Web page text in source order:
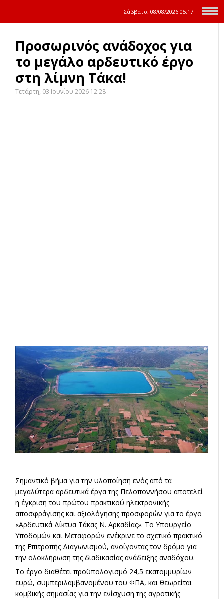
Σάββατο, 08/08/2026 05:17
Προσωρινός ανάδοχος για
το μεγάλο αρδευτικό έργο
στη λίμνη Τάκα!
Τετάρτη, 03 Ιουνίου 2026 12:28
Σημαντικό βήμα για την υλοποίηση ενός από τα
μεγαλύτερα αρδευτικά έργα της Πελοποννήσου αποτελεί
η έγκριση του πρώτου πρακτικού ηλεκτρονικής
αποσφράγισης και αξιολόγησης προσφορών για το έργο
«Αρδευτικά Δίκτυα Τάκας Ν. Αρκαδίας». Το Υπουργείο
Υποδομών και Μεταφορών ενέκρινε το σχετικό πρακτικό
της Επιτροπής Διαγωνισμού, ανοίγοντας τον δρόμο για
την ολοκλήρωση της διαδικασίας ανάδειξης αναδόχου.
Το έργο διαθέτει προϋπολογισμό 24,5 εκατομμυρίων
ευρώ, συμπεριλαμβανομένου του ΦΠΑ, και θεωρείται
κομβικής σημασίας για την ενίσχυση της αγροτικής